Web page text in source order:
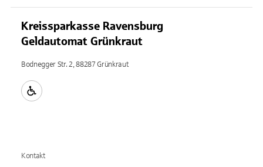
Kreissparkasse Ravensburg
Geldautomat Grünkraut
Bodnegger Str. 2, 88287 Grünkraut
Kontakt